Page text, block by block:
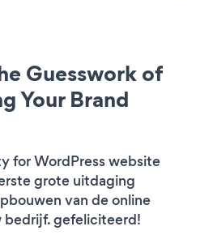
Guesswork of
Your Brand
for WordPress website
grote uitdaging
van de online
bedrijf. gefeliciteerd!